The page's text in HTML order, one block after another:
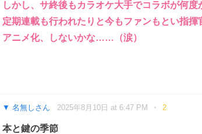
しかし、サ終後もカラオケ大手でコラボが何
定期連載も行われたりと今もファンもとい指揮
アニメ化、しないかな……（涙）
名無しさん 2025年8月10日 at 6:47 PM 2
本と鍵の季節